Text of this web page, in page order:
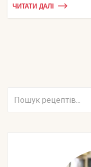
ЧИТАТИ ДАЛІ